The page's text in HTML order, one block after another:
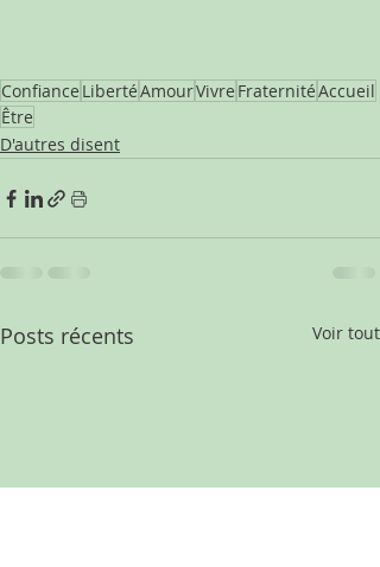
Confiance LibertéAmourVivre FraternitéAccueil
Être
D'autres disent
Posts récents Voir tout